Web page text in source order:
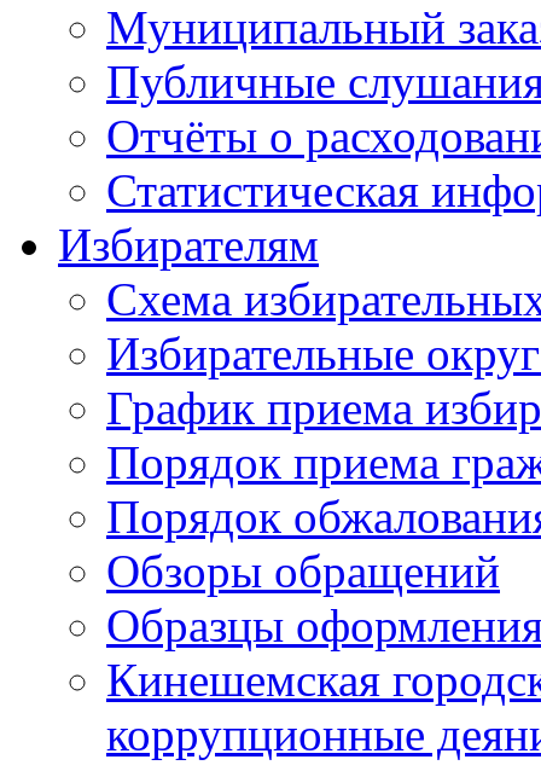
Муниципальный
Публичные
Отчёты о
Статистическая
Избирателям
Схема
Избирательные
График приема
Порядок приема
Порядок
Обзоры обращений
Образцы
Кинешемская
коррупционные